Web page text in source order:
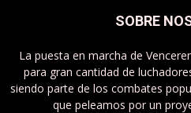
SOBRE
La puesta en marcha de
para gran cantidad de
siendo parte de los combates
que peleamos por un